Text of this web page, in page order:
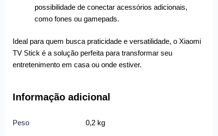
possibilidade de conectar acessórios adicionais,
como fones ou gamepads.
Ideal para quem busca praticidade e versatilidade, o Xiaomi
TV Stick é a solução perfeita para transformar seu
entretenimento em casa ou onde estiver.
Informação adicional
Peso 0,2 kg